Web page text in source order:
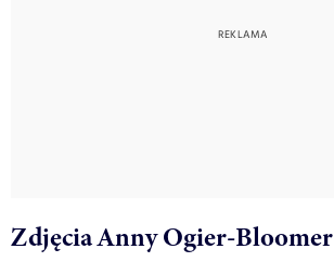
Zdjęcia Anny Ogier-Bloomer